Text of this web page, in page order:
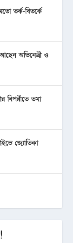
তর্ক-বিতর্কে
অভিনেত্রী ও
বিপরীতে তমা
জ্যোতিকা